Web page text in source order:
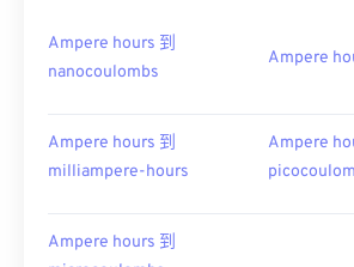
Ampere hours 到
nanocoulombs
Ampere
Ampere hours 到
milliampere-hours
Ampere
Ampere hours 到